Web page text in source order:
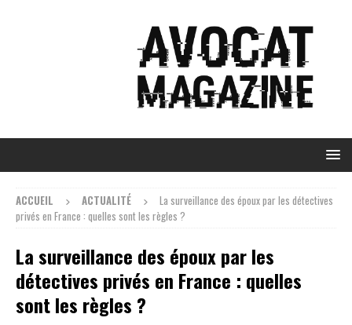
ACCUEIL ACTUALITÉ
La surveillance des époux par les détectives
privés en France : quelles sont les règles ?
La surveillance des époux par les
détectives privés en France : quelles
sont les règles ?